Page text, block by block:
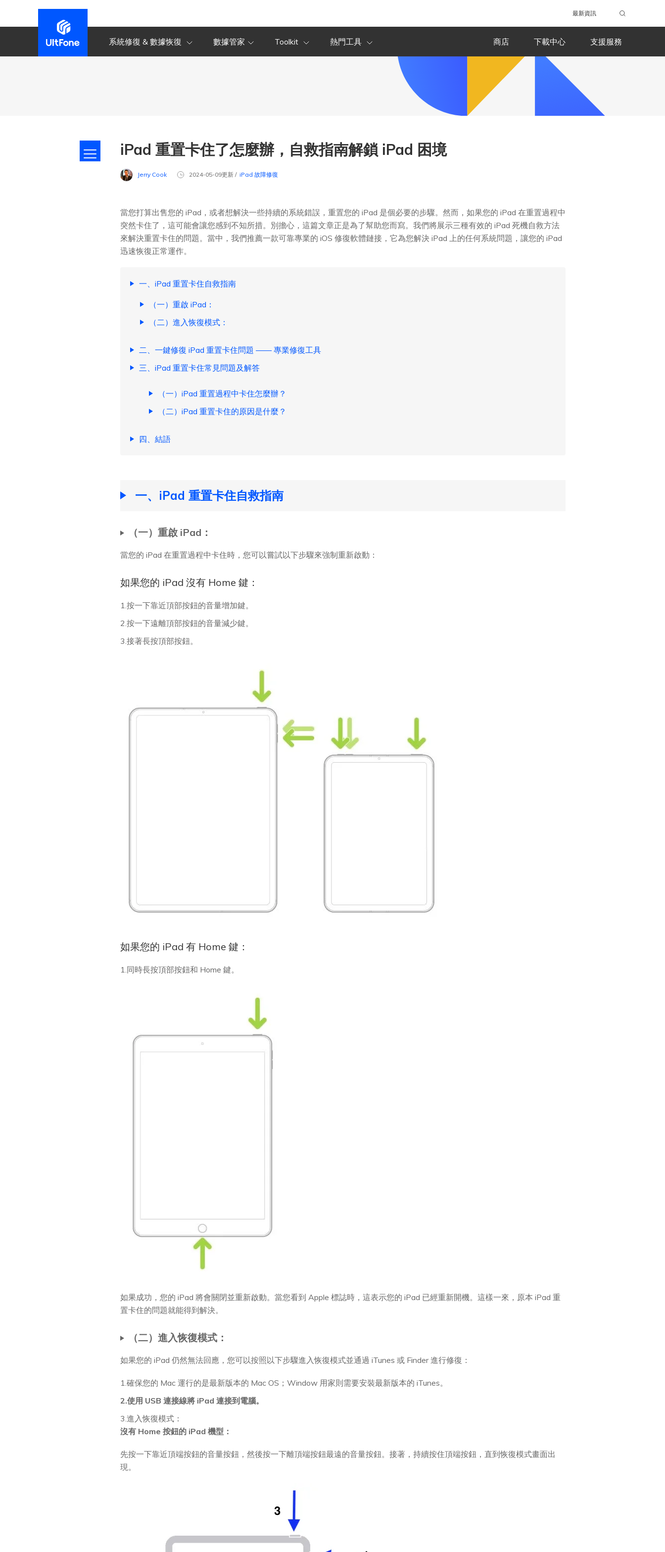
最新資訊
系統修復 & 數據恢復 數據管家 Toolkit 熱門工具 商店 下載中心 支援服務
iPad 重置卡住了怎麼辦，自救指南解鎖 iPad 困境
Jerry Cook 2024-05-09更新 / iPad 故障修復
當您打算出售您的 iPad，或者想解決一些持續的系統錯誤，重置您的 iPad 是個必要的步驟。然而，如果您的 iPad 在重置過程中
突然卡住了，這可能會讓您感到不知所措。別擔心，這篇文章正是為了幫助您而寫。我們將展示三種有效的 iPad 死機自救方法
來解決重置卡住的問題。當中，我們推薦一款可靠專業的 iOS 修復軟體鏈接，它為您解決 iPad 上的任何系統問題，讓您的 iPad
迅速恢復正常運作。
一、iPad 重置卡住自救指南
（一）重啟 iPad：
（二）進入恢復模式：
二、一鍵修復 iPad 重置卡住問題 —— 專業修復工具
三、iPad 重置卡住常見問題及解答
（一）iPad 重置過程中卡住怎麼辦？
（二）iPad 重置卡住的原因是什麼？
四、結語
一、iPad 重置卡住自救指南
（一）重啟 iPad：
當您的 iPad 在重置過程中卡住時，您可以嘗試以下步驟來強制重新啟動：
如果您的 iPad 沒有 Home 鍵：
1.按一下靠近頂部按鈕的音量增加鍵。
2.按一下遠離頂部按鈕的音量減少鍵。
3.接著長按頂部按鈕。
如果您的 iPad 有 Home 鍵：
1.同時長按頂部按鈕和 Home 鍵。
如果成功，您的 iPad 將會關閉並重新啟動。當您看到 Apple 標誌時，這表示您的 iPad 已經重新開機。這樣一來，原本 iPad 重
置卡住的問題就能得到解決。
（二）進入恢復模式：
如果您的 iPad 仍然無法回應，您可以按照以下步驟進入恢復模式並通過 iTunes 或 Finder 進行修復：
1.確保您的 Mac 運行的是最新版本的 Mac OS；Window 用家則需要安裝最新版本的 iTunes。
2.使用 USB 連接線將 iPad 連接到電腦。
3.進入恢復模式：
沒有 Home 按鈕的 iPad 機型：
先按一下靠近頂端按鈕的音量按鈕，然後按一下離頂端按鈕最遠的音量按鈕。接著，持續按住頂端按鈕，直到恢復模式畫面出
現。